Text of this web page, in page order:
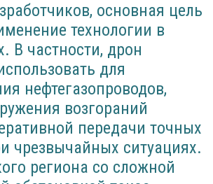
основная цель
технологии в
В частности, дрон
для
нефтегазопроводов,
возгораний
передачи точных
чрезвычайных ситуациях.
региона со сложной